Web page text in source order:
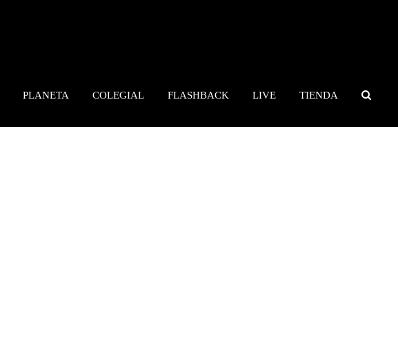
PLANETA COLEGIAL FLASHBACK LIVE TIENDA